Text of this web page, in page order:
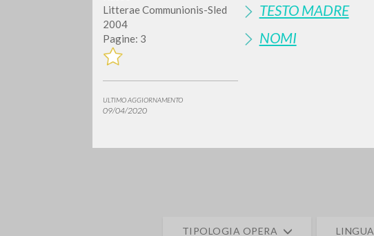
Litterae Communionis-Sled
2004
Pagine: 3
ULTIMO AGGIORNAMENTO
09/04/2020
TESTO MADRE
NOMI
TIPOLOGIA OPERA LINGUA